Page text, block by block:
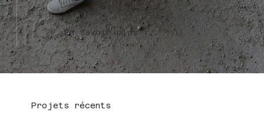
En savoir plus
Projets récents